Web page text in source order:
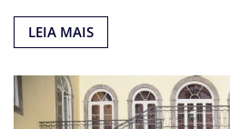
LEIA MAIS